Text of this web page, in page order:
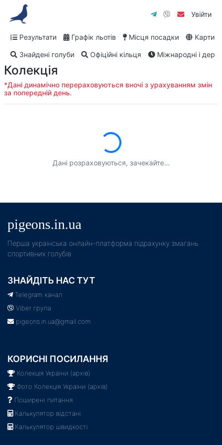
Увійти
Результати Графік льотів Місця посадки Карти
Знайдені голуби Офіційні кільця Міжнародні і
Колекція
*Дані динамічно перераховуються вночі з урахуванням змін
за попередній день.
Завантаження...
Дані розраховуються, зачекайте…
pigeons.in.ua
Пeрша українська онлайн-платформа підрахунку змагань
спортивних голубів
ЗНАЙДІТЬ НАС ТУТ
Telegram канал
Viber група
pigeons.in.ua@gmail.com
КОРИСНІ ПОСИЛАННЯ
Колекція України (архів)
Фото Колекція України (архів)
Поширені питання
Калькулятор відстані
Калькулятор швидкості